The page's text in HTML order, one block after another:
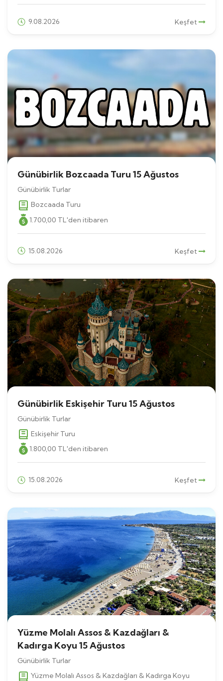
9.08.2026 Keşfet
Günübirlik Bozcaada Turu 15 Ağustos
Günübirlik Turlar
Bozcaada Turu
1.700,00 TL'den itibaren
15.08.2026 Keşfet
Günübirlik Eskişehir Turu 15 Ağustos
Günübirlik Turlar
Eskişehir Turu
1.800,00 TL'den itibaren
15.08.2026 Keşfet
Yüzme Molalı Assos & Kazdağları &
Kadırga Koyu 15 Ağustos
Günübirlik Turlar
Yüzme Molalı Assos & Kazdağları & Kadırga Koyu